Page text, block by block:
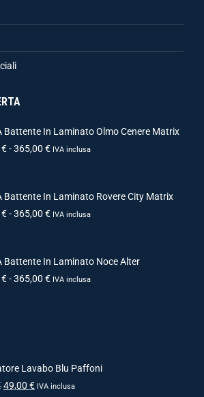
Battente In Laminato Olmo Cenere Matrix
€-365,00 € IVA inclusa
Battente In Laminato Rovere City Matrix
€-365,00 € IVA inclusa
Battente In Laminato Noce Alter
€-365,00 € IVA inclusa
Lavabo Blu Paffoni
49,00 € IVA inclusa